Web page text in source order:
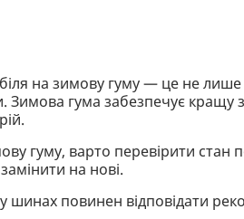
на зимову гуму — це не
Зимова гума забезпечує кращу
гуму, варто перевірити
на нові.
шинах повинен відповідати